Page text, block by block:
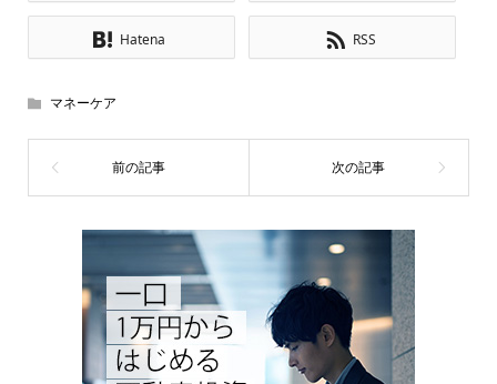
Hatena RSS
マネーケア